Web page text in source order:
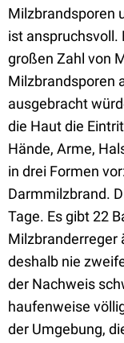
Milzbrandsporen
ist anspruchsvoll.
großen Zahl von
Milzbrandsporen
ausgebracht
die Haut die
Hände, Arme,
in drei Formen
Darmmilzbrand.
Tage. Es gibt 22
Milzbranderreger
deshalb nie
der Nachweis
haufenweise
der Umgebung,